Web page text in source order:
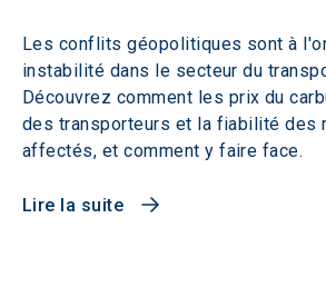
Les conflits géopolitiques sont à
instabilité dans le secteur du
Découvrez comment les prix du
des transporteurs et la fiabilité des
affectés, et comment y faire face.
Lire la suite